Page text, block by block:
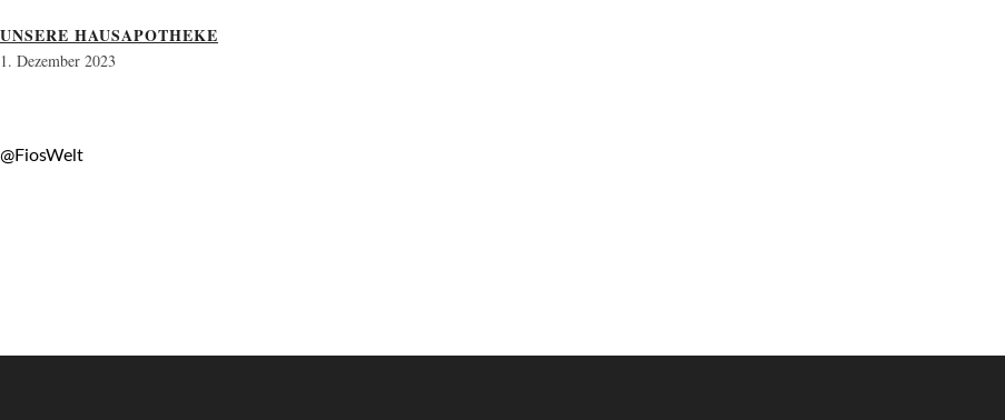
UNSERE HAUSAPOTHEKE
1. Dezember 2023
@FiosWelt